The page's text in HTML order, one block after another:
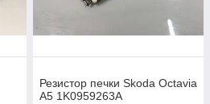
Резистор печки Skoda Octavia
A5 1K0959263A